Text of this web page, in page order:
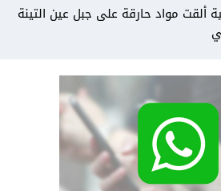
ألقت مواد حارقة على جبل عين التينة